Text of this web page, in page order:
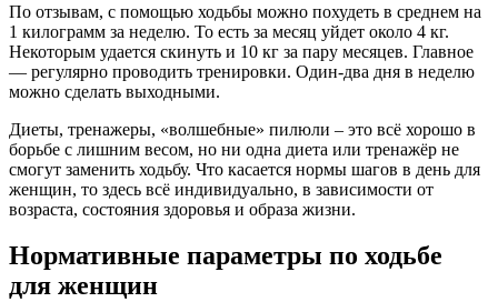
По отзывам, с помощью ходьбы можно похудеть в среднем на
1 килограмм за неделю. То есть за месяц уйдет около 4 кг.
Некоторым удается скинуть и 10 кг за пару месяцев. Главное
— регулярно проводить тренировки. Один-два дня в неделю
можно сделать выходными.
Диеты, тренажеры, «волшебные» пилюли – это всё хорошо в
борьбе с лишним весом, но ни одна диета или тренажёр не
смогут заменить ходьбу. Что касается нормы шагов в день для
женщин, то здесь всё индивидуально, в зависимости от
возраста, состояния здоровья и образа жизни.
Нормативные параметры по ходьбе
для женщин